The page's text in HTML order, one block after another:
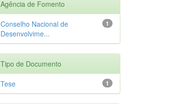
Agência de Fomento
1
Conselho Nacional de
Desenvolvime...
Tipo de Documento
1
Tese